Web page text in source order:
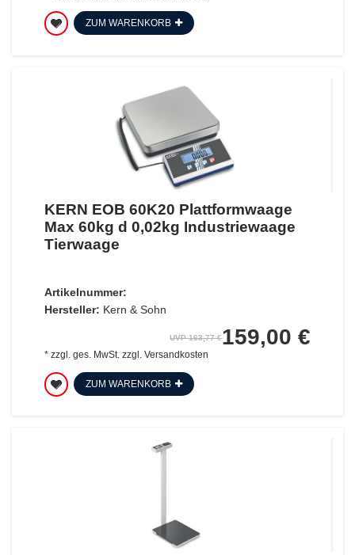
ZUM WARENKORB
KERN EOB 60K20 Plattformwaage
Max 60kg d 0,02kg Industriewaage
Tierwaage
Artikelnummer:
Hersteller: Kern & Sohn
UVP 163,77 €159,00 €
* zzgl. ges. MwSt. zzgl. Versandkosten
ZUM WARENKORB